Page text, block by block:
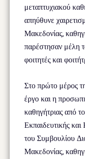
μεταπτυχιακού
απηύθυνε
Μακεδονίας,
παρέστησαν μέλη
φοιτητές και
Στο πρώτο μέρος
έργο και η
καθηγήτριας από
Εκπαιδευτικής
του Συμβουλίου
Μακεδονίας,